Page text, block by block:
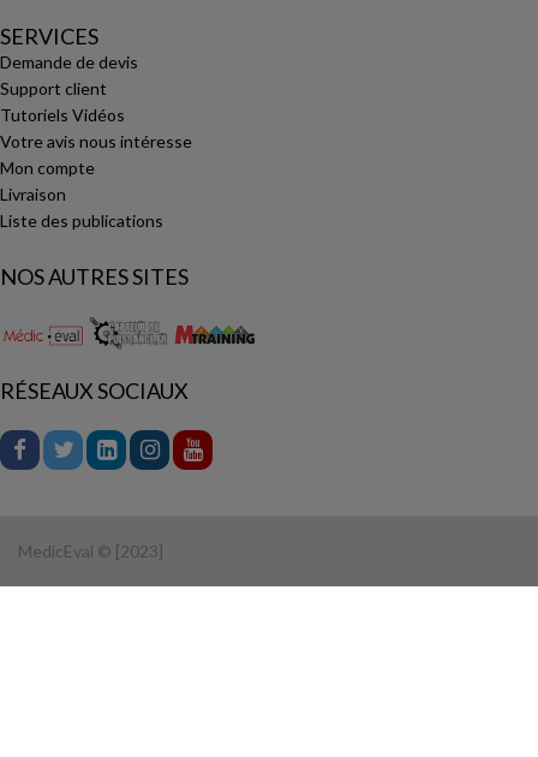
SERVICES
Demande de devis
Support client
Tutoriels Vidéos
Votre avis nous intéresse
Mon compte
Livraison
Liste des publications
NOS AUTRES SITES
RÉSEAUX SOCIAUX
MedicEval © [2023]